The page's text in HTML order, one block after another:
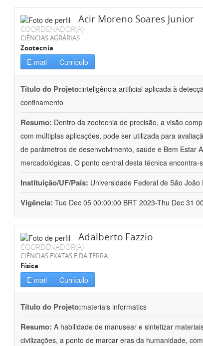
Acir Moreno Soares Junior
COORDENADOR(A)
CIÊNCIAS AGRÁRIAS
Zootecnia
E-mail Currículo
Título do Projeto:inteligência artificial aplicada à
confinamento
Resumo: Dentro da zootecnia de precisão, a visão
com múltiplas aplicações, pode ser utilizada para
de parâmetros de desenvolvimento, saúde e Bem Estar
mercadológicas. O ponto central desta técnica encontra-
Instituição/UF/País: Universidade Federal de São João
Vigência: Tue Dec 05 00:00:00 BRT 2023-Thu Dec 31
Adalberto Fazzio
COORDENADOR(A)
CIÊNCIAS EXATAS E DA TERRA
Física
E-mail Currículo
Título do Projeto:materials informatics
Resumo: A habilidade de manusear e sintetizar
civilizações, a ponto de marcar eras da humanidade,